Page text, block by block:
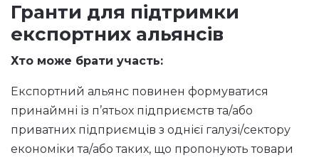
Гранти для підтримки
експортних альянсів
Хто може брати участь:
Експортний альянс повинен формуватися
принаймні із п’ятьох підприємств та/або
приватних підприємців з однієї галузі/сектору
економіки та/або таких, що пропонують товари